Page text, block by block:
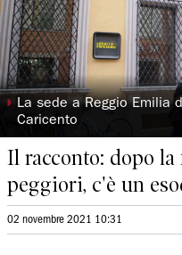
◗ La sede a Reggio Emilia
Caricento
Il racconto: dopo
peggiori, c'è un
02 novembre 2021 10:31